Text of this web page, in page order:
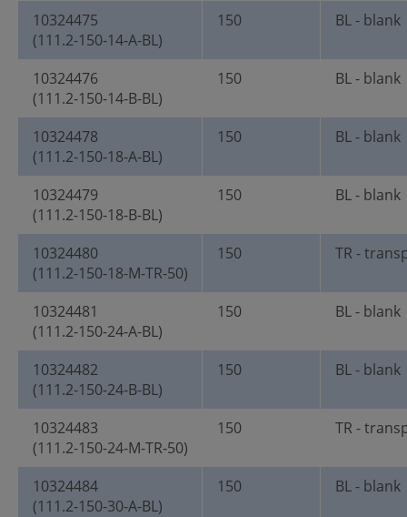
10324475
(111.2-150-14-A-BL)
150 BL - blank
10324476
(111.2-150-14-B-BL)
150 BL - blank
10324478
(111.2-150-18-A-BL)
150 BL - blank
10324479
(111.2-150-18-B-BL)
150 BL - blank
10324480
(111.2-150-18-M-TR-50)
150 TR -
10324481
(111.2-150-24-A-BL)
150 BL - blank
10324482
(111.2-150-24-B-BL)
150 BL - blank
10324483
(111.2-150-24-M-TR-50)
150 TR -
10324484
(111.2-150-30-A-BL)
150 BL - blank